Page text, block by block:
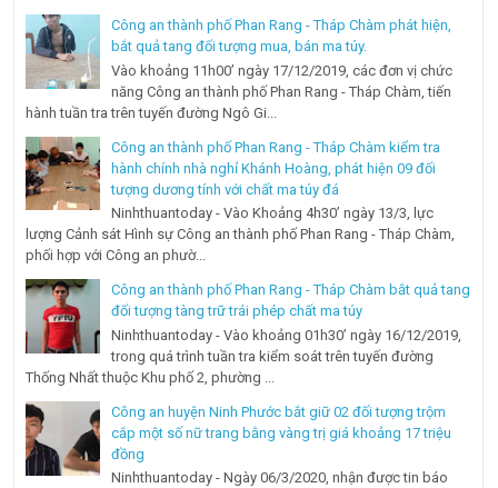
Công an thành phố Phan Rang - Tháp Chàm phát hiện,
bắt quả tang đối tượng mua, bán ma túy.
Vào khoảng 11h00’ ngày 17/12/2019, các đơn vị chức
năng Công an thành phố Phan Rang - Tháp Chàm, tiến
hành tuần tra trên tuyến đường Ngô Gi...
Công an thành phố Phan Rang - Tháp Chàm kiểm tra
hành chính nhà nghỉ Khánh Hoàng, phát hiện 09 đối
tượng dương tính với chất ma túy đá
Ninhthuantoday - Vào Khoảng 4h30’ ngày 13/3, lực
lượng Cảnh sát Hình sự Công an thành phố Phan Rang - Tháp Chàm,
phối hợp với Công an phườ...
Công an thành phố Phan Rang - Tháp Chàm bắt quả tang
đối tượng tàng trữ trái phép chất ma túy
Ninhthuantoday - Vào khoảng 01h30’ ngày 16/12/2019,
trong quá trình tuần tra kiểm soát trên tuyến đường
Thống Nhất thuộc Khu phố 2, phường ...
Công an huyện Ninh Phước bắt giữ 02 đối tượng trộm
cắp một số nữ trang bằng vàng trị giá khoảng 17 triệu
đồng
Ninhthuantoday - Ngày 06/3/2020, nhận được tin báo